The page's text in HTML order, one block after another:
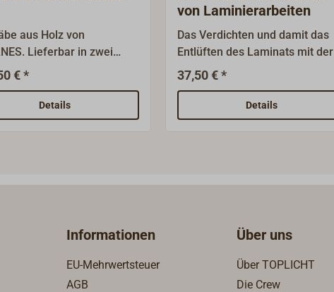
aus Holz von
Lieferbar in zwei
abgestimmt auf die
Farbdosen.
€ *
Details
von Laminierarbeiten
Das Verdichten und damit das
Entlüften des Laminats mit der
Scheibenrolle ist der
Gradmesser für die Qualität von
Hand- und Spritzlaminat.
Flexroller aus Metall mit
37,50 € *
Details
Informationen
EU-Mehrwertsteuer
AGB
Über uns
Über TOPLICHT
Die Crew